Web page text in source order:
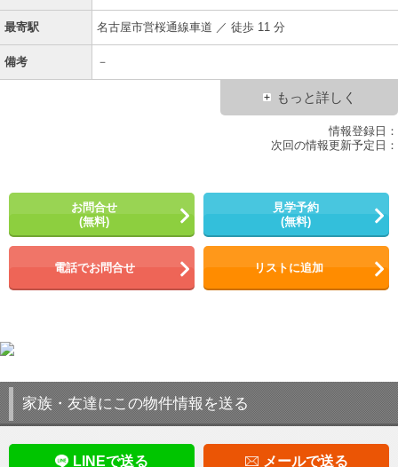
最寄駅 名古屋市営桜通線車道 ／ 徒歩 11 分
備考 －
もっと詳しく
情報登録日：
次回の情報更新予定日：
お問合せ
(無料)
見学予約
(無料)
電話でお問合せ リストに追加
家族・友達にこの物件情報を送る
LINEで送る メールで送る